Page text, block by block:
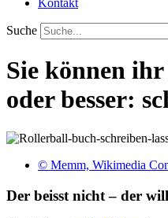
Kontakt
Suche
Sie können ihr
oder besser:
© Memm, Wikimedia
Der beisst nicht – der